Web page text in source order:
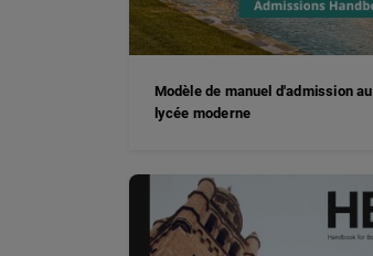
Modèle de manuel d'admission au
lycée moderne